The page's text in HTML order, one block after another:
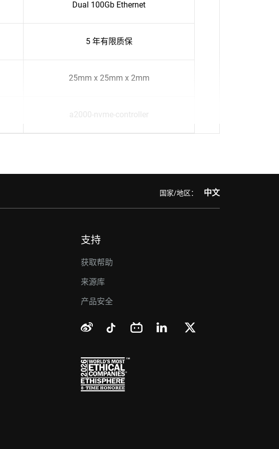
Dual 100Gb Ethernet
5 年有限质保
25mm x 25mm x 2mm
a2000-nvme-controller
国家/地区： 中文
支持
获取帮助
来源库
产品安全